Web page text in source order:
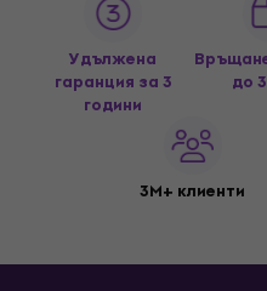
Удължена
гаранция за 3
години
до
3M+ клиенти